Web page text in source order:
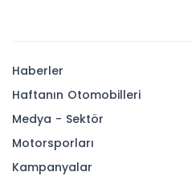
Haberler
Haftanın Otomobilleri
Medya - Sektör
Motorsporları
Kampanyalar